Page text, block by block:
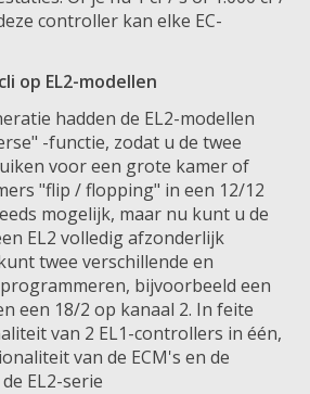
controller kan elke EC-
op EL2-modellen
hadden de EL2-modellen
-functie, zodat u de twee
voor een grote kamer of
"flip / flopping" in een 12/12
mogelijk, maar nu kunt u de
EL2 volledig afzonderlijk
twee verschillende en
bijvoorbeeld een
een 18/2 op kanaal 2. In feite
van 2 EL1-controllers in één,
van de ECM's en de
EL2-serie